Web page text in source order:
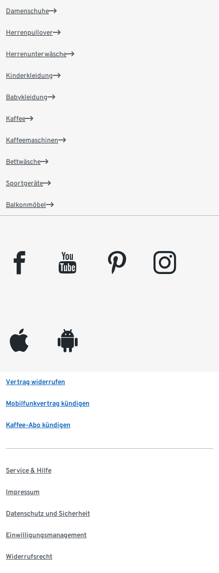
Damenschuhe
Herrenpullover
Herrenunterwäsche
Kinderkleidung
Babykleidung
Kaffee
Kaffeemaschinen
Bettwäsche
Sportgeräte
Balkonmöbel
facebook youtube pinterest instagram
appleinc android
Vertrag widerrufen
Mobilfunkvertrag kündigen
Kaffee-Abo kündigen
Service & Hilfe
Impressum
Datenschutz und Sicherheit
Einwilligungsmanagement
Widerrufsrecht